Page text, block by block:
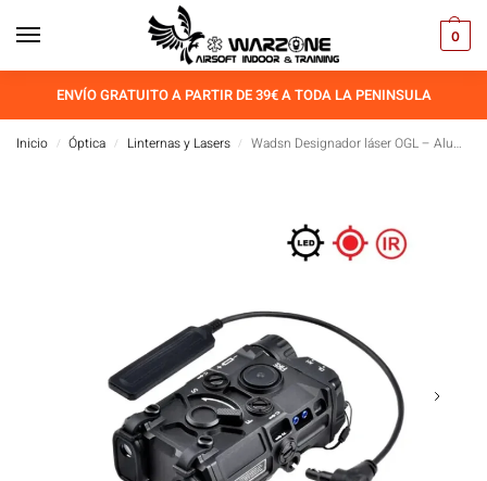
0
ENVÍO GRATUITO A PARTIR DE 39€ A TODA LA PENINSULA
Inicio / Óptica / Linternas y Lasers / Wadsn Designador láser OGL – Aluminio – Marcajes originales